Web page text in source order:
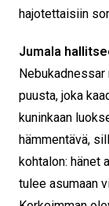
hajotettaisiin
Jumala
puusta, joka
kuninkaan
hämmentävä,
kohtalon: hänet
tulee asumaan